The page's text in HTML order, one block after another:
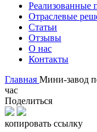
Реализованные
Отраслевые
Статьи
Отзывы
О нас
Контакты
Главная Мини-завод
час
Поделиться
копировать ссылку